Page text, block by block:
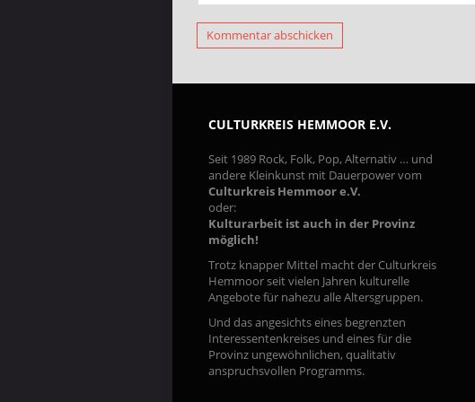
CULTURKREIS HEMMOOR E.V.
Seit 1989 Rock, Folk, Pop, Alternativ … und
andere Kleinkunst mit Dauerpower vom
Culturkreis Hemmoor e.V.
oder:
Kulturarbeit ist auch in der Provinz
möglich!
Trotz knapper Mittel macht der Culturkreis
Hemmoor seit vielen Jahren kulturelle
Angebote für nahezu alle Altersgruppen.
Und das angesichts eines begrenzten
Interessentenkreises und eines für die
Provinz ungewöhnlichen, qualitativ
anspruchsvollen Programms.